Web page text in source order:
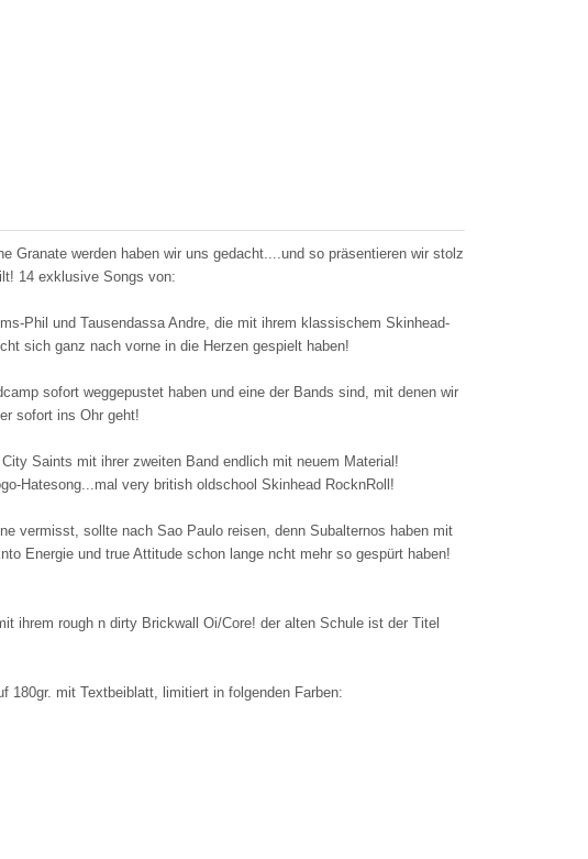
Granate werden haben wir uns gedacht....und so präsentieren wir stolz
14 exklusive Songs von:
Phil und Tausendassa Andre, die mit ihrem klassischem Skinhead-
sich ganz nach vorne in die Herzen gespielt haben!
sofort weggepustet haben und eine der Bands sind, mit denen wir
sofort ins Ohr geht!
Saints mit ihrer zweiten Band endlich mit neuem Material!
Hatesong...mal very british oldschool Skinhead RocknRoll!
vermisst, sollte nach Sao Paulo reisen, denn Subalternos haben mit
Energie und true Attitude schon lange ncht mehr so gespürt haben!
ihrem rough n dirty Brickwall Oi/Core! der alten Schule ist der Titel
mit Textbeiblatt, limitiert in folgenden Farben: